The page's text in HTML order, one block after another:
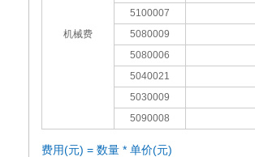
机械费
5100007
5080009
5080006
5040021
5030009
5090008
费用(元) = 数量 * 单价(元)